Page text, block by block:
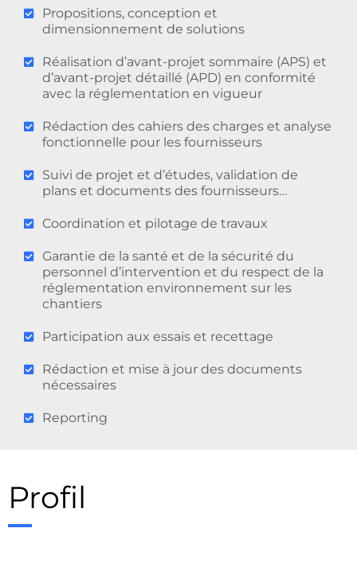
Propositions, conception et
dimensionnement de solutions
Réalisation d’avant-projet sommaire (APS) et
d’avant-projet détaillé (APD) en conformité
avec la réglementation en vigueur
Rédaction des cahiers des charges et analyse
fonctionnelle pour les fournisseurs
Suivi de projet et d’études, validation de
plans et documents des fournisseurs…
Coordination et pilotage de travaux
Garantie de la santé et de la sécurité du
personnel d’intervention et du respect de la
réglementation environnement sur les
chantiers
Participation aux essais et recettage
Rédaction et mise à jour des documents
nécessaires
Reporting
Profil